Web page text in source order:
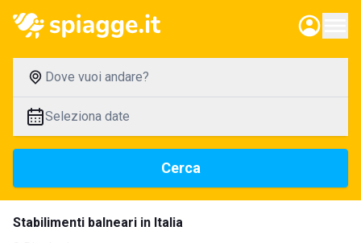
Dove vuoi andare?
Seleziona date
Cerca
Stabilimenti balneari in Italia